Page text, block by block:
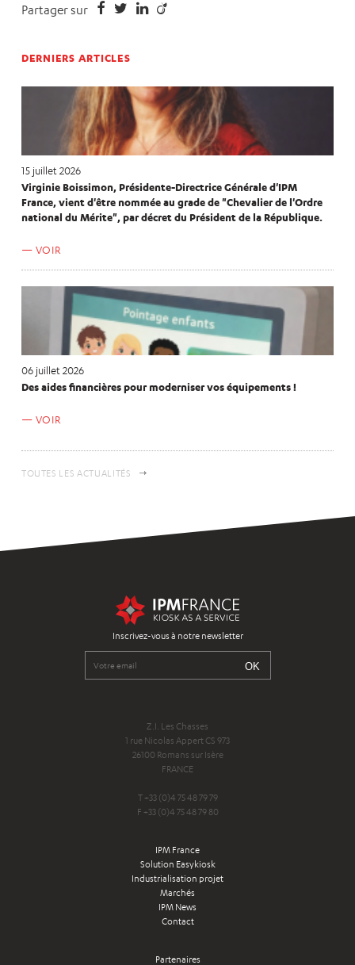
Partager sur
DERNIERS ARTICLES
15 juillet 2026
Virginie Boissimon, Présidente-Directrice Générale d'IPM
France, vient d'être nommée au grade de "Chevalier de l'Ordre
national du Mérite", par décret du Président de la République.
VOIR
06 juillet 2026
Des aides financières pour moderniser vos équipements !
VOIR
TOUTES LES ACTUALITÉS
Inscrivez-vous à notre newsletter
Z.I. Les Chasses
1 rue Nicolas Appert CS 973
26100 Romans sur Isère
FRANCE
T +33 (0)4 75 48 79 79
F +33 (0)4 75 48 79 80
IPM France
Solution Easykiosk
Industrialisation projet
Marchés
IPM News
Contact
Partenaires